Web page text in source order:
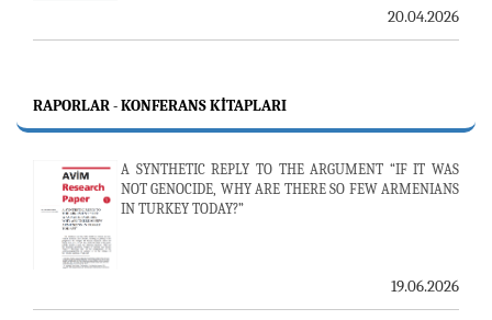
20.04.2026
RAPORLAR - KONFERANS KITAPLARI
A SYNTHETIC REPLY TO THE ARGUMENT “IF IT WAS
NOT GENOCIDE, WHY ARE THERE SO FEW ARMENIANS
IN TURKEY TODAY?”
19.06.2026